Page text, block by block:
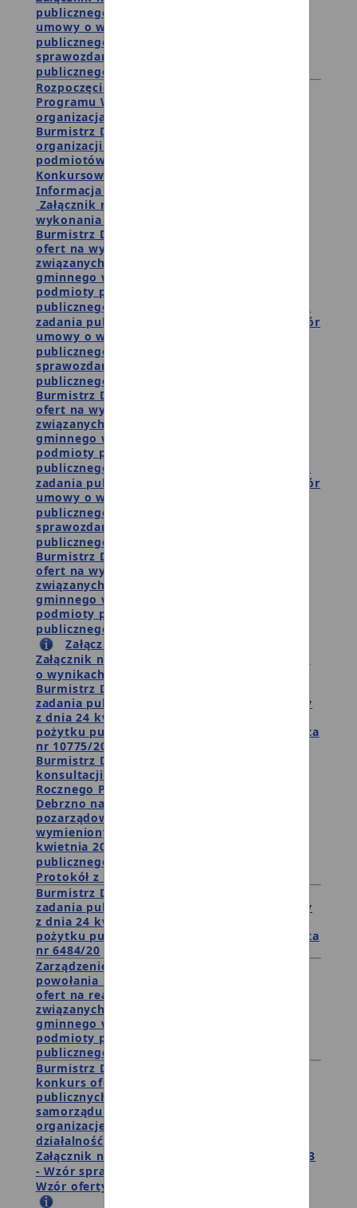
publicznego
umowy o wsparcie realizacji zadania
publicznego
sprawozdania z wykonania zadania
publicznego
Rozpoczęcie konsultacji w sprawie Rocznego
Programu Współpracy Gminy Debrzno z
organizacjami pozarządowymi
Burmistrz Debrzna zaprasza reprezentantów
organizacji pozarządowych oraz innych
podmiotów do udziału w pracach Komisji
Konkursowej
Informacja o wynikach wyboru ofert
Załącznik nr 3 - wzór sprawozdania z
wykonania zadania publicznego
Burmistrz Debrzna ogłasza otwarty konkurs
ofert na wykonanie zadań publicznych
związanych z realizacją zadań samorządu
gminnego w 2022 roku przez organizacje i
podmioty prowadzące działalność pożytku
publicznego
zadania publicznego
Załącznik nr 2 - wzór
umowy o wsparcie realizacji zadania
publicznego
sprawozdania z wykonania zadania
publicznego
Burmistrz Debrzna ogłasza otwarty konkurs
ofert na wykonywanie zadań publicznych
związanych z realizacją zadań samorządu
gminnego w 2021 roku przez organizacje i
podmioty prowadzące działalność pożytku
publicznego
zadania publicznego
Załącznik nr 2 - wzór
umowy o wsparcie realizacji zadania
publicznego
sprawozdania z wykonania zadania
publicznego
Burmistrz Debrzna ogłasza otwarty konkurs
ofert na wykonywanie zadań publicznych
związanych z realizacją zadań samorządu
gminnego w 2021 roku przez organizacje i
podmioty prowadzące działalność pożytku
publicznego
Załącznik nr 2 - wzór sprawozdania
Załącznik nr 3 - wzór umowy
o wynikach wyboru ofert
Burmistrz Debrzna publikuje ofertę realizacji
zadania publicznego w trybie art. 19a ustawy
z dnia 24 kwietnia 2003 roku o działalności
pożytku publicznego i o wolontariacie - oferta
nr 10775/20
Burmistrz Debrzna ogłasza rozpoczęcie
konsultacji projektu uchwały w sprawie
Rocznego Programu Współpracy Gminy
Debrzno na rok 2020 z organizacjami
pozarządowymi oraz podmiotami
wymienionymi w art.3 ust. 3 ustawy z 24
kwietnia 2003 roku o działalności pożytku
publicznego i o wolontariacie.
Protokół z konsultacji
Burmistrz Debrzna publikuje ofertę realizacji
zadania publicznego w trybie art. 19a ustawy
z dnia 24 kwietnia 2003 roku o działalności
pożytku publicznego i o wolontariacie - oferta
nr 6484/20
Zarządzenie nr 37.339.2020 w sprawie
powołania Komisji Konkursowej do oceny
ofert na realizację zadań publicznych
związanych z realizacją zadań samorządu
gminnego w 2020 roku przez organizacje i
podmioty prowadzące działalność pożytku
publicznego.
Burmistrz Debrzna ogłosza otwartego
konkurs ofert na wykonanie zadań
publicznych związanych z realizacją zadań
samorządu gminnego w 2020 roku przez
organizacje i podmioty prowadzące
działalność pożytku publicznego
Załącznik nr 2 - Wzór oferty
Załącznik nr 3
- Wzór sprawozdania
Wzór oferty.doc